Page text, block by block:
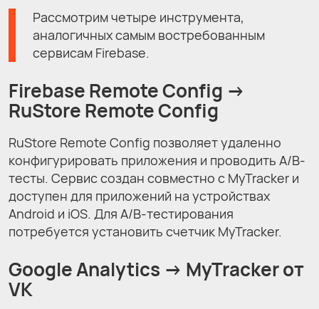
Рассмотрим четыре инструмента,
аналогичных самым востребованным
сервисам Firebase.
Firebase Remote Config →
RuStore Remote Config
RuStore Remote Config позволяет удаленно
конфигурировать приложения и проводить A/B-
тесты. Сервис создан совместно с MyTracker и
доступен для приложений на устройствах
Android и iOS. Для A/B-тестирования
потребуется установить счетчик MyTracker.
Google Analytics → MyTracker от
VK